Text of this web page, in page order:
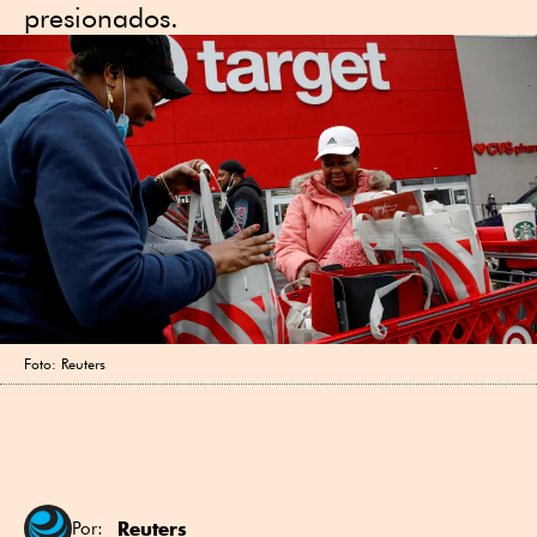
presionados.
Foto: Reuters
Por: Reuters